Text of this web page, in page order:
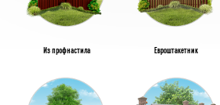
Из профнастила Евроштакетник